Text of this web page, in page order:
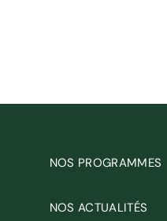
NOS PROGRAMMES
NOS ACTUALITÉS